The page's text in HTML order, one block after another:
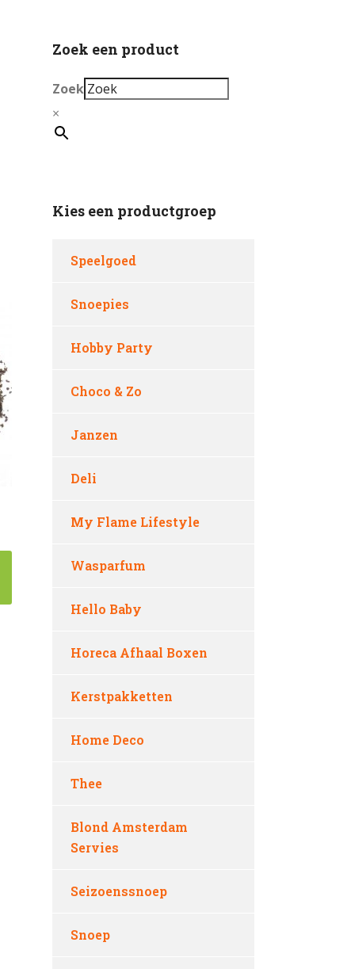
Zoek een product
Zoek
×
Kies een productgroep
Speelgoed
Snoepies
Hobby Party
Choco & Zo
Janzen
Deli
My Flame Lifestyle
Wasparfum
Hello Baby
Horeca Afhaal Boxen
Kerstpakketten
Home Deco
Thee
Blond Amsterdam
Servies
Seizoenssnoep
Snoep